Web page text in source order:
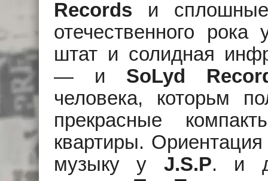
Records и сплошные
отечественного
штат и солидная
— и SoLyd
человека, которьм
прекрасные
квартиры.
музыку у J.S.P. и